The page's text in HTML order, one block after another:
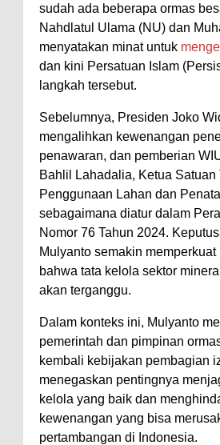
sudah ada beberapa ormas
Nahdlatul Ulama (NU) dan
menyatakan minat untuk
dan kini Persatuan Islam
langkah tersebut.
Sebelumnya, Presiden Joko
mengalihkan kewenangan
penawaran, dan pemberian
Bahlil Lahadalia, Ketua Satuan
Penggunaan Lahan dan
sebagaimana diatur dalam
Nomor 76 Tahun 2024.
Mulyanto semakin
bahwa tata kelola sektor
akan terganggu.
Dalam konteks ini, Mulyanto
pemerintah dan pimpinan
kembali kebijakan pembagian
menegaskan pentingnya
kelola yang baik dan
kewenangan yang bisa
pertambangan di Indonesia.